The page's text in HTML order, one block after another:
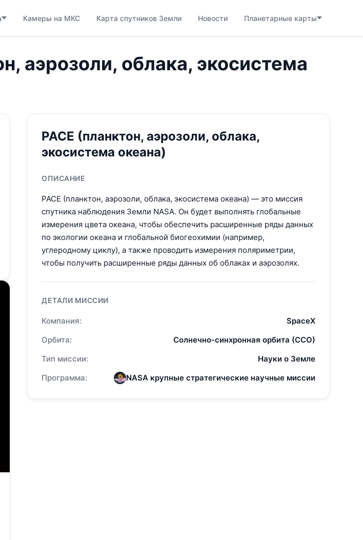
Камеры на МКС Карта спутников Земли Новости Планетарные карты
аэрозоли, облака, экосистема
PACE (планктон, аэрозоли, облака,
экосистема океана)
ОПИСАНИЕ
PACE (планктон, аэрозоли, облака, экосистема океана) — это миссия
спутника наблюдения Земли NASA. Он будет выполнять глобальные
измерения цвета океана, чтобы обеспечить расширенные ряды данных
по экологии океана и глобальной биогеохимии (например,
углеродному циклу), а также проводить измерения поляриметрии,
чтобы получить расширенные ряды данных об облаках и аэрозолях.
ДЕТАЛИ МИССИИ
Компания:
SpaceX
Орбита:
Солнечно-синхронная орбита (ССО)
Тип миссии:
Науки о Земле
Программа:
NASA крупные стратегические научные миссии